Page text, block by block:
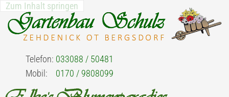
Zum Inhalt springen
Telefon: 033088 / 50481
Mobil: 0170 / 9808099